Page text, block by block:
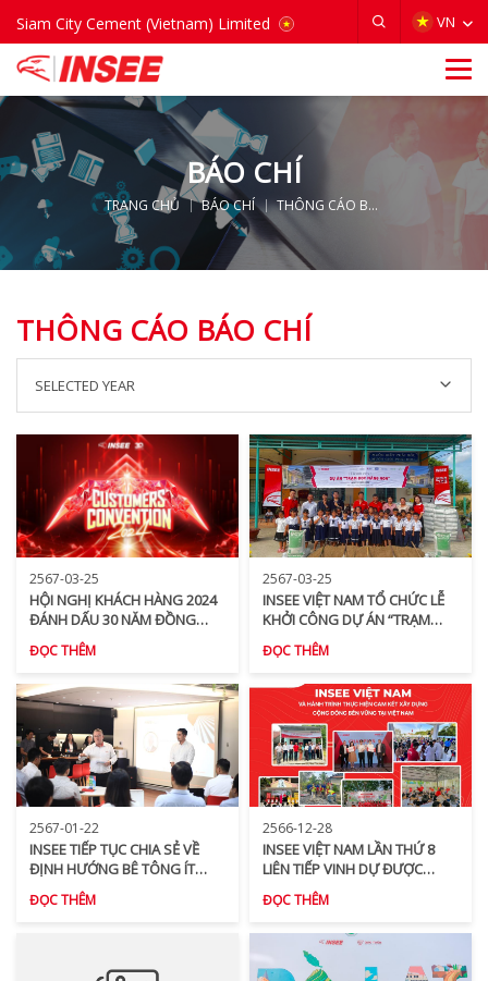
Siam City Cement (Vietnam) Limited VN
BÁO CHÍ
TRANG CHỦ BÁO CHÍ THÔNG CÁO BÁO CHÍ
THÔNG CÁO BÁO CHÍ
SELECTED YEAR
2567-03-25
HỘI NGHỊ KHÁCH HÀNG 2024
ĐÁNH DẤU 30 NĂM ĐỒNG
HÀNH CÙNG KHÁCH HÀNG
DẪN ĐẦU THỊ TRƯỜNG, 30
CUỘC SỐNG
ĐỌC THÊM
2567-03-25
INSEE VIỆT NAM TỔ CHỨC LỄ
KHỞI CÔNG DỰ ÁN “TRẠM
ĐỌC MĂNG NON” TẠI XÃ BÌNH
TRỊ, HUYỆN KIÊN LƯƠNG
ĐỌC THÊM
2567-01-22
INSEE TIẾP TỤC CHIA SẺ VỀ
ĐỊNH HƯỚNG BÊ TÔNG ÍT
PHÁT THẢI VỚI MỤC TIÊU
HÀNH ĐỘNG VÌ TƯƠNG LAI
ĐỌC THÊM
2566-12-28
INSEE VIỆT NAM LẦN THỨ 8
LIÊN TIẾP VINH DỰ ĐƯỢC
TRAO GIẢI THƯỞNG TOP 100
DOANH NGHIỆP PHÁT TRIỂN
ĐỌC THÊM